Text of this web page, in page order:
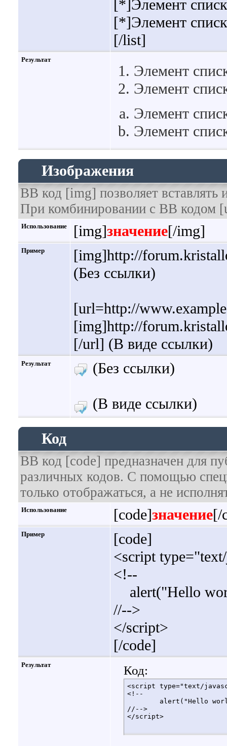
[*]Элемент
[*]Элемент
[/list]
Результат
Элемент
Элемент
Элемент
Элемент
Изображения
BB код [img] позволяет
При комбинировании с BB кодом
Использование [img]значение[/img]
Пример
[img]http://
(Без ссылки)
[url=http://
[img]http://
[/url] (В виде ссылки)
Результат (Без ссылки)
(В виде ссылки)
Код
BB код [code] предназначен для
различных кодов. С помощью
только отображаться, а не
Использование [code]значение[/
Пример
[code]
<script
<!--
alert("Hello
//-->
</script>
[/code]
Результат Код:
<script type="text/
<!--
//-->
</script>